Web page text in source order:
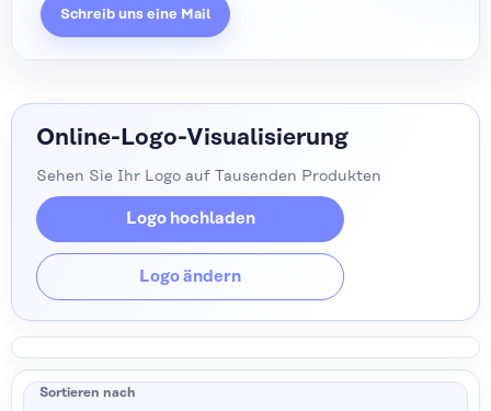
Schreib uns eine Mail
Online-Logo-Visualisierung
Sehen Sie Ihr Logo auf Tausenden Produkten
Logo hochladen
Logo ändern
Sortieren nach